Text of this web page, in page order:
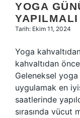
YOGA
YAPILMALI
Tarih: Ekim 11, 2024
Yoga
kahvaltıdan
Geleneksel
uygulamak en
saatlerinde
sırasında vücut